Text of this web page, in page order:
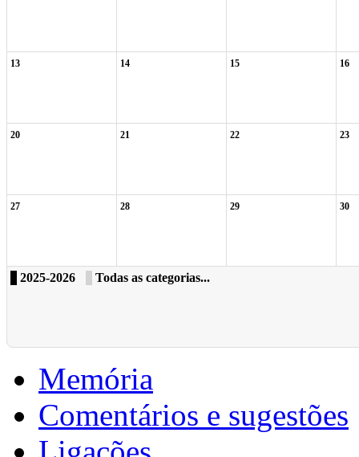
13 14 15 16
20 21 22 23
27 28 29 30
2025-2026 Todas as categorias...
Memória
Comentários e sugestões